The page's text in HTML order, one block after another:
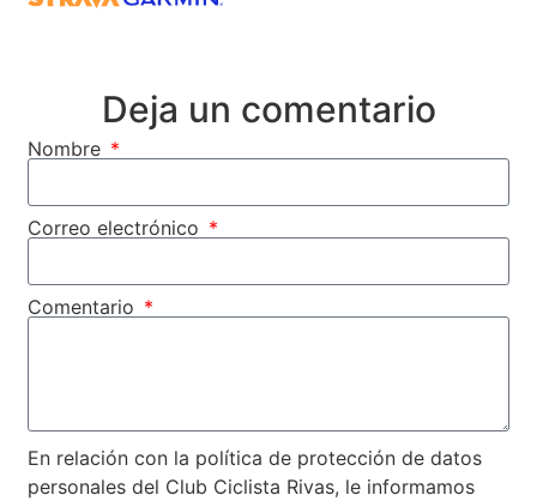
Deja un comentario
Nombre
Correo electrónico
Comentario
En relación con la política de protección de datos
personales del Club Ciclista Rivas, le informamos